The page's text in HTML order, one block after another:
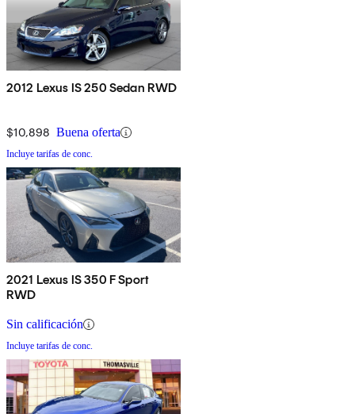
2012 Lexus IS 250 Sedan RWD
$10,898 Buena oferta
Incluye tarifas de conc.
2021 Lexus IS 350 F Sport
RWD
Sin calificación
Incluye tarifas de conc.